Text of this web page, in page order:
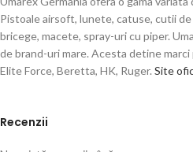
Pistoale airsoft, lunete, catuse, cutii
bricege, macete, spray-uri cu piper.
de brand-uri mare. Acesta detine
Elite Force, Beretta, HK, Ruger. Site
Recenzii